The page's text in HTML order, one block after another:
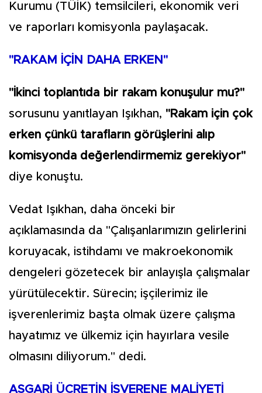
Kurumu (TÜİK) temsilcileri, ekonomik veri
ve raporları komisyonla paylaşacak.
"RAKAM İÇİN DAHA ERKEN"
"İkinci toplantıda bir rakam konuşulur mu?"
sorusunu yanıtlayan Işıkhan, "Rakam için çok
erken çünkü tarafların görüşlerini alıp
komisyonda değerlendirmemiz gerekiyor"
diye konuştu.
Vedat Işıkhan, daha önceki bir
açıklamasında da "Çalışanlarımızın gelirlerini
koruyacak, istihdamı ve makroekonomik
dengeleri gözetecek bir anlayışla çalışmalar
yürütülecektir. Sürecin; işçilerimiz ile
işverenlerimiz başta olmak üzere çalışma
hayatımız ve ülkemiz için hayırlara vesile
olmasını diliyorum." dedi.
ASGARİ ÜCRETİN İŞVERENE MALİYETİ